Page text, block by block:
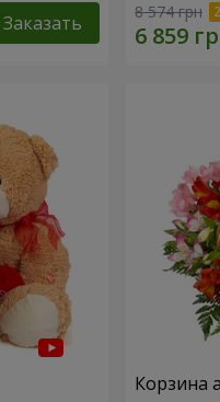
Заказать 8 574 грн
Корзина